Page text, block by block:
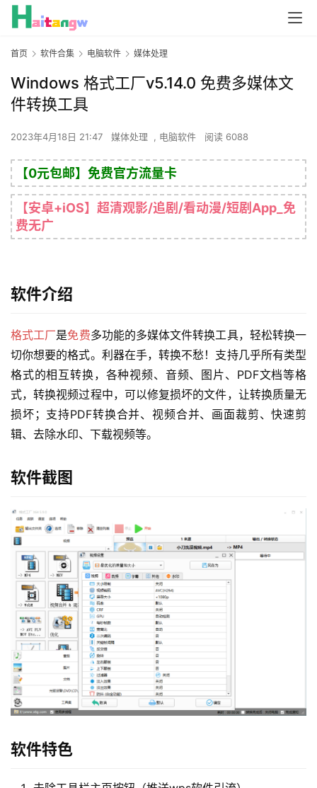
首页 软件合集 电脑软件 媒体处理
Windows 格式工厂v5.14.0 免费多媒体文
件转换工具
2023年4月18日 21:47 媒体处理 , 电脑软件 阅读 6088
【0元包邮】免费官方流量卡
【安卓+iOS】超清观影/追剧/看动漫/短剧App_免
费无广
软件介绍
格式工厂是免费多功能的多媒体文件转换工具，轻松转换一
切你想要的格式。利器在手，转换不愁！支持几乎所有类型
格式的相互转换，各种视频、音频、图片、PDF文档等格
式，转换视频过程中，可以修复损坏的文件，让转换质量无
损坏；支持PDF转换合并、视频合并、画面裁剪、快速剪
辑、去除水印、下载视频等。
软件截图
软件特色